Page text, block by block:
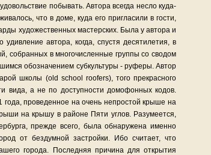
побывать. Автора всегда несло куда-
что в доме, куда его пригласили в гости,
художественных мастерских. Была у автора и
автора, когда, спустя десятилетия, в
собранных в многочисленные группы со сводом
обозначением субкультуры - руферы. Автор
школы (old school roofers), того прекрасного
вида, а не по доступности домофонных кодов.
проведенное на очень непростой крыше на
на крышу в районе Пяти углов. Разумеется,
прежде всего, была обнаружена именно
от бездумной застройки. Ибо считает, что
города. Последняя причина для открытия